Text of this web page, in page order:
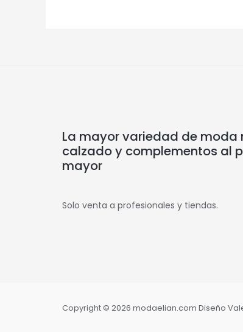
La mayor variedad de moda
calzado y complementos al
mayor
Solo venta a profesionales y tiendas.
Copyright © 2026 modaelian.com Diseño